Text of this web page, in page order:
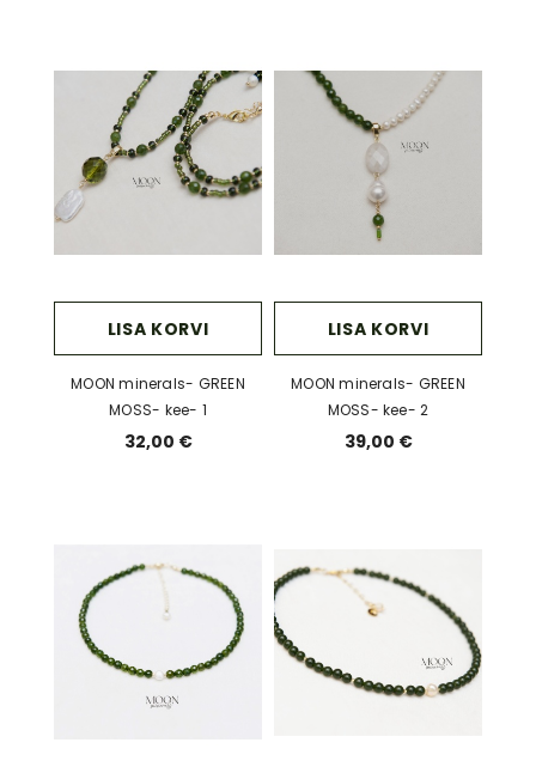
LISA KORVI
MOON minerals- GREEN
MOSS- kee- 1
32,00 €
LISA KORVI
MOON minerals- GREEN
MOSS- kee- 2
39,00 €